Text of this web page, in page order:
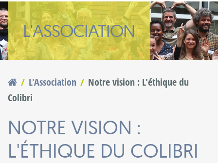
L'ASSOCIATION
Vous êtes ici
L'Association
Notre vision : L'éthique du
Colibri
NOTRE VISION :
L'ÉTHIQUE DU COLIBRI